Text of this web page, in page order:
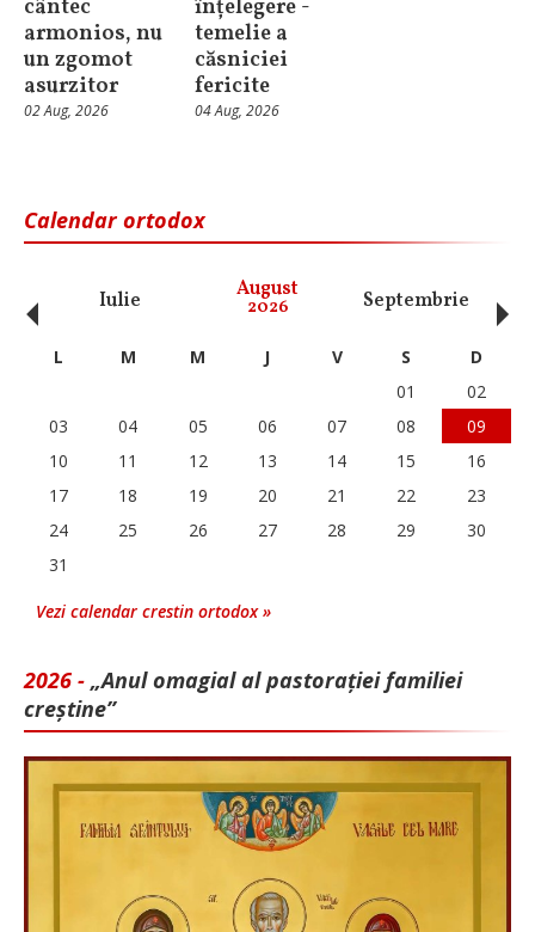
cântec
armonios, nu
un zgomot
asurzitor
02 Aug, 2026
înțelegere -
temelie a
căsniciei
fericite
04 Aug, 2026
Calendar ortodox
Iulie August
2026 Septembrie
‹ L M M J V S
D
01
02
03
04 05 06 07 08
09
10
11 12 13 14 15
16
17
18 19 20 21 22
23
24
25 26 27 28 29
30
31
Vezi calendar crestin ortodox »
2026 - „Anul omagial al pastorației familiei
creștine”